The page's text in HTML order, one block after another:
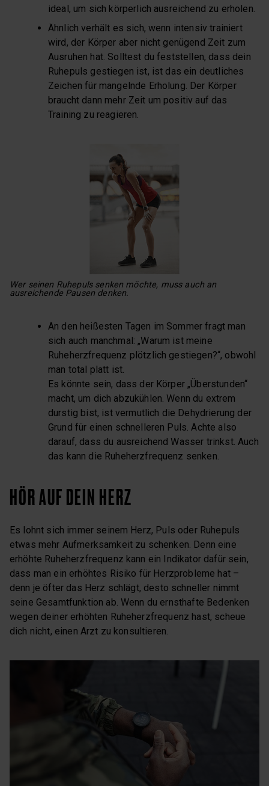
ideal, um sich körperlich ausreichend zu erholen.
Ähnlich verhält es sich, wenn intensiv trainiert
wird, der Körper aber nicht genügend Zeit zum
Ausruhen hat. Solltest du feststellen, dass dein
Ruhepuls gestiegen ist, ist das ein deutliches
Zeichen für mangelnde Erholung. Der Körper
braucht dann mehr Zeit um positiv auf das
Training zu reagieren.
Wer seinen Ruhepuls senken möchte, muss auch an
ausreichende Pausen denken.
An den heißesten Tagen im Sommer fragt man
sich auch manchmal: „Warum ist meine
Ruheherzfrequenz plötzlich gestiegen?“, obwohl
man total platt ist.
Es könnte sein, dass der Körper „Überstunden“
macht, um dich abzukühlen. Wenn du extrem
durstig bist, ist vermutlich die Dehydrierung der
Grund für einen schnelleren Puls. Achte also
darauf, dass du ausreichend Wasser trinkst. Auch
das kann die Ruheherzfrequenz senken.
HÖR AUF DEIN HERZ
Es lohnt sich immer seinem Herz, Puls oder Ruhepuls
etwas mehr Aufmerksamkeit zu schenken. Denn eine
erhöhte Ruheherzfrequenz kann ein Indikator dafür sein,
dass man ein erhöhtes Risiko für Herzprobleme hat –
denn je öfter das Herz schlägt, desto schneller nimmt
seine Gesamtfunktion ab. Wenn du ernsthafte Bedenken
wegen deiner erhöhten Ruheherzfrequenz hast, scheue
dich nicht, einen Arzt zu konsultieren.